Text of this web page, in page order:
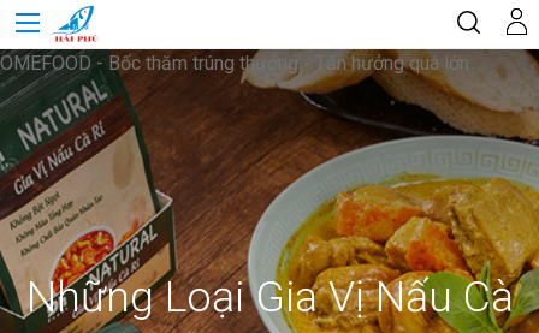
OMEFOOD - Bốc thăm trúng thưởng - Tận hưởng quà lớn
Những Loại Gia Vị Nấu Cà